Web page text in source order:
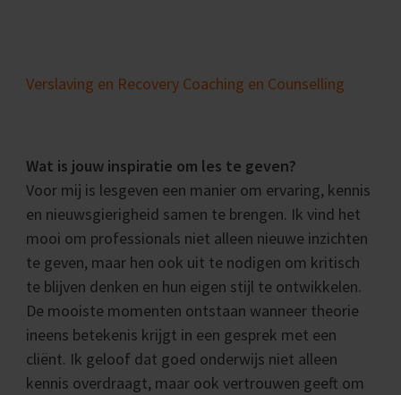
Verslaving en Recovery Coaching en Counselling
Wat is jouw inspiratie om les te geven?
Voor mij is lesgeven een manier om ervaring, kennis
en nieuwsgierigheid samen te brengen. Ik vind het
mooi om professionals niet alleen nieuwe inzichten
te geven, maar hen ook uit te nodigen om kritisch
te blijven denken en hun eigen stijl te ontwikkelen.
De mooiste momenten ontstaan wanneer theorie
ineens betekenis krijgt in een gesprek met een
cliënt. Ik geloof dat goed onderwijs niet alleen
kennis overdraagt, maar ook vertrouwen geeft om